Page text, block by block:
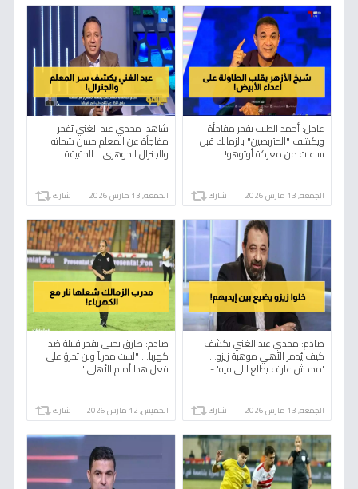
عاجل: أحمد الطيب يفجر مفاجأة
ويكشف "المتربصين" بالزمالك قبل
ساعات من معركة أوتوهو!
الجمعة, 13 مارس 2026 شارك
شاهد: مجدي عبد الغني يُفجر
مفاجأة عن المعلم حسن شحاته
والجنرال الجوهري... الحقيقة
الجمعة, 13 مارس 2026 شارك
صادم: مجدي عبد الغني يكشف
كيف يُدمر الأهلي موهبة زيزو…
'محدش عارف يطلع اللي فيه' -
والسر وراء ابتعاد الرموز التاريخية!
الجمعة, 13 مارس 2026 شارك
صادم: طارق يحيى يفجر قنبلة ضد
كهربا... "لست مدرباً ولن تجرؤ على
فعل هذا أمام الأهلي!"
الخميس, 12 مارس 2026 شارك